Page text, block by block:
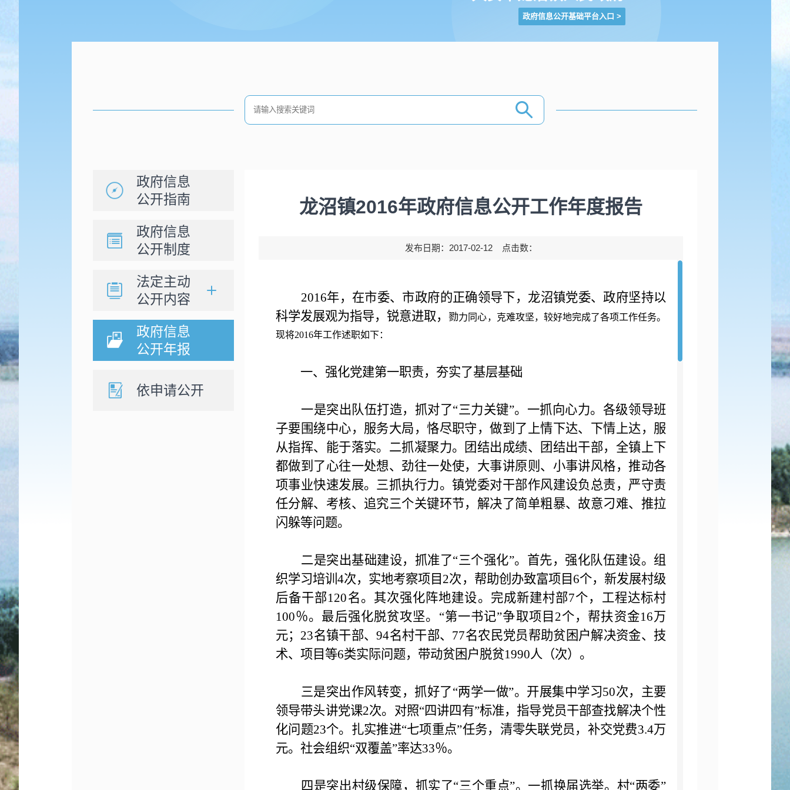
政府信息公开基础平台入口 >
政府信息
公开指南
政府信息
公开制度
法定主动
公开内容
政府信息
公开年报
依申请公开
龙沼镇2016年政府信息公开工作年度报告
发布日期：2017-02-12 点击数：
2016年，在市委、市政府的正确领导下，龙沼镇党委、政府坚持以
科学发展观为指导，锐意进取，勠力同心，克难攻坚，较好地完成了各项工作任务。
现将2016年工作述职如下：
一、强化党建第一职责，夯实了基层基础
一是突出队伍打造，抓对了“三力关键”。 一抓向心力。各级领导班
子要围绕中心，服务大局，恪尽职守，做到了上情下达、下情上达，服
从指挥、能于落实。二抓凝聚力。团结出成绩、团结出干部，全镇上下
都做到了心往一处想、劲往一处使，大事讲原则、小事讲风格，推动各
项事业快速发展。三抓执行力。镇党委对干部作风建设负总责，严守责
任分解、考核、追究三个关键环节，解决了简单粗暴、故意刁难、推拉
闪躲等问题。
二是突出基础建设，抓准了“三个强化”。 首先，强化队伍建设。组
织学习培训4次，实地考察项目2次，帮助创办致富项目6个，新发展村级
后备干部120名。其次强化阵地建设。完成新建村部7个，工程达标村
100％。最后强化脱贫攻坚。“第一书记”争取项目2个，帮扶资金16万
元；23名镇干部、94名村干部、77名农民党员帮助贫困户解决资金、技
术、项目等6类实际问题，带动贫困户脱贫1990人（次）。
三是突出作风转变，抓好了“两学一做”。 开展集中学习50次，主要
领导带头讲党课2次。对照“四讲四有”标准，指导党员干部查找解决个性
化问题23个。扎实推进“七项重点”任务，清零失联党员，补交党费3.4万
元。社会组织“双覆盖”率达33％。
四是突出村级保障，抓实了“三个重点”。 一抓换届选举。村“两委”